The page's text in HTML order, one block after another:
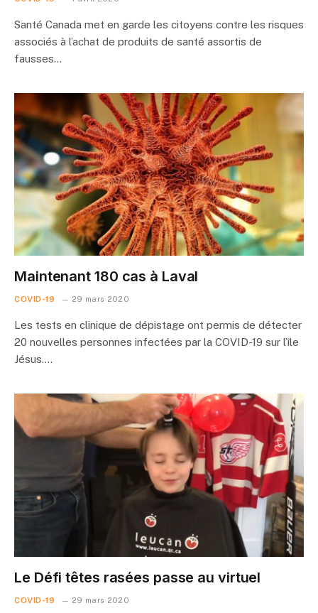
Santé Canada met en garde les citoyens contre les risques
associés à l’achat de produits de santé assortis de
fausses…
Maintenant 180 cas à Laval
COVID-19 29 mars 2020
Les tests en clinique de dépistage ont permis de détecter
20 nouvelles personnes infectées par la COVID-19 sur l’île
Jésus.…
Le Défi têtes rasées passe au virtuel
COVID-19 29 mars 2020